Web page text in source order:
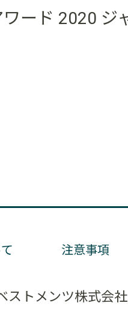
ード 2020
注意事項
ストメンツ株式会社